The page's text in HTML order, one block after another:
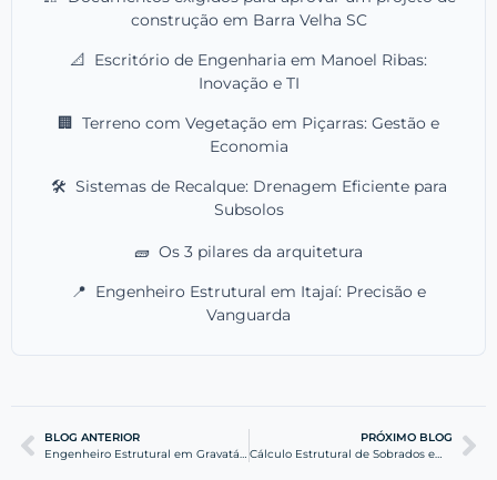
construção em Barra Velha SC
📐 Escritório de Engenharia em Manoel Ribas:
Inovação e TI
🏢 Terreno com Vegetação em Piçarras: Gestão e
Economia
🛠️ Sistemas de Recalque: Drenagem Eficiente para
Subsolos
🧱 Os 3 pilares da arquitetura
📍 Engenheiro Estrutural em Itajaí: Precisão e
Vanguarda
BLOG ANTERIOR
Engenheiro Estrutural em Gravatá Navegantes: Precisão Técnica
PRÓXIMO BLOG
Cálculo Estrutural de Sobrados em Navegantes: Segurança e Acessibilidade